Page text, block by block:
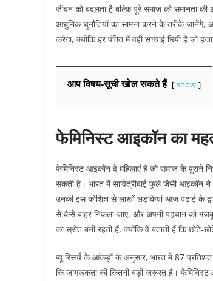
जीवन को बदलता है बल्कि पूरे समाज को समानता
आधुनिक चुनौतियों का सामना करने के तरीके जानेंगे,
करेगा, क्योंकि हर पंक्ति में वही सच्चाई छिपी है जो
आप विषय-सूची खोल सकते हैं show
फेमिनिस्ट आइकॉन का
फेमिनिस्ट आइकॉन वे महिलाएं हैं जो समाज के पुराने
सकती है। भारत में सावित्रीबाई फुले जैसी आइकॉन
उनकी इस कोशिश से लाखों लड़कियां आज पढ़ाई के
से कैसे बाहर निकला जाए, और अपनी पहचान को
का स्रोत बनी रहती हैं, क्योंकि वे बताती हैं कि
प्यू रिसर्च के आंकड़ों के अनुसार, भारत में 87
कि जागरूकता की कितनी बड़ी जरूरत है।